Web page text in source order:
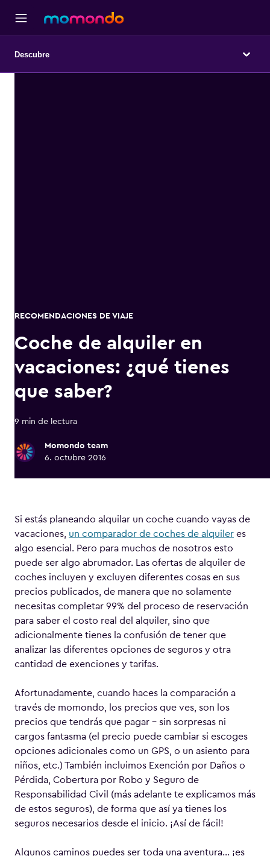
Descubre
RECOMENDACIONES DE VIAJE
Coche de alquiler en
vacaciones: ¿qué tienes
que saber?
9 min de lectura
Momondo team
6. octubre 2016
Si estás planeando alquilar un coche cuando vayas de
vacaciones, un comparador de coches de alquiler es
algo esencial. Pero para muchos de nosotros esto
puede ser algo abrumador. Las ofertas de alquiler de
coches incluyen y excluyen diferentes cosas en sus
precios publicados, de manera que no solamente
necesitas completar 99% del proceso de reservación
para saber el costo real del alquiler, sino que
adicionalmente tienes la confusión de tener que
analizar las diferentes opciones de seguros y otra
cantidad de exenciones y tarifas.
Afortunadamente, cuando haces la comparación a
través de momondo, los precios que ves, son los
precios que tendrás que pagar – sin sorpresas ni
cargos fantasma (el precio puede cambiar si escoges
opciones adicionales como un GPS, o un asiento para
niños, etc.) También incluimos Exención por Daños o
Pérdida, Cobertura por Robo y Seguro de
Responsabilidad Civil (más adelante te explicamos más
de estos seguros), de forma que así ya tienes los
seguros necesarios desde el inicio. ¡Así de fácil!
Algunos caminos puedes ser toda una aventura… ¡es